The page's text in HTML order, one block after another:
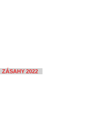
ZÁSAHY 2022